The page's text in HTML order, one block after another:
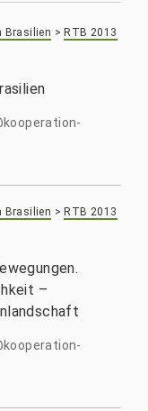
Brasilien > RTB 2013
Brasilien > RTB 2013
–